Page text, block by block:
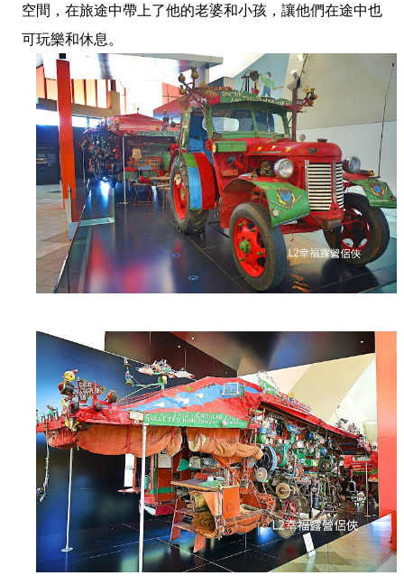
空間，在旅途中帶上了他的老婆和小孩，讓他們在途中也
可玩樂和休息。